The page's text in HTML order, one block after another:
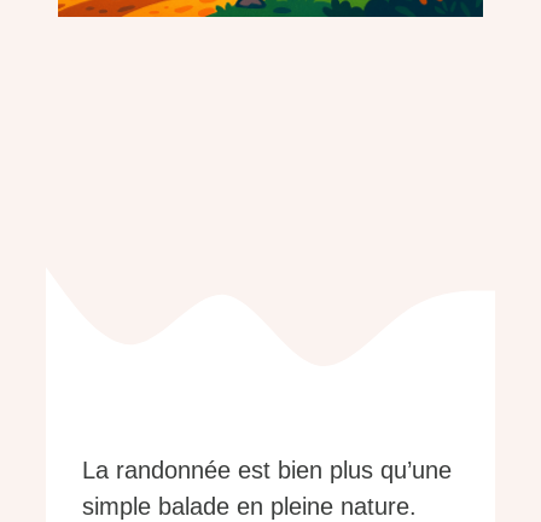
La randonnée est bien plus qu’une
simple balade en pleine nature.